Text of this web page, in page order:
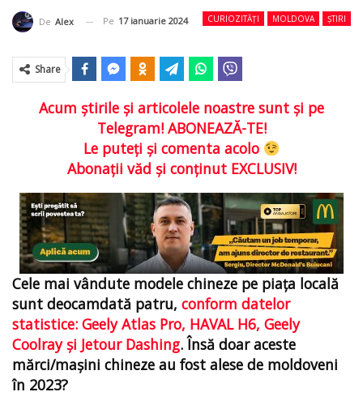
CURIOZITĂȚI MOLDOVA ȘTIRI
De Alex Pe 17 ianuarie 2024
Share
Acum ştirile şi articolele noastre sunt şi pe
Telegram! ABONEAZĂ-TE!
Le puteţi şi comenta acolo
Abonaţii văd şi conţinut EXCLUSIV!
Cele mai vândute modele chineze pe piața locală
sunt deocamdată patru, conform datelor
statistice: Geely Atlas Pro, HAVAL H6, Geely
Coolray și Jetour Dashing. Însă doar aceste
mărci/mașini chineze au fost alese de moldoveni
în 2023?